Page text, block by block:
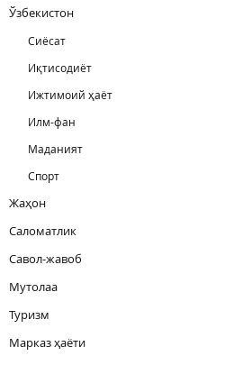
Ўзбекистон
Сиёсат
Иқтисодиёт
Ижтимоий ҳаёт
Илм-фан
Маданият
Спорт
Жаҳон
Саломатлик
Савол-жавоб
Мутолаа
Туризм
Марказ ҳаёти